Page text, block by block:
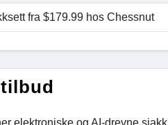
fra $179.99 hos Chessnut
elektroniske og AI-drevne